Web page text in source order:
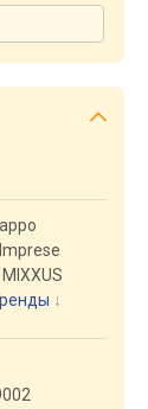
Imprese
MIXXUS